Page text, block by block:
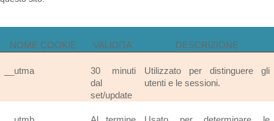
NOME COOKIE VALIDITA' DESCRIZIONE
__utma
30 minuti
dal
set/update
Utilizzato per distinguere gli
utenti e le sessioni.